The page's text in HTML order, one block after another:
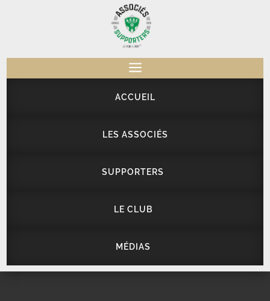
a
ACCUEIL
LES ASSOCIÉS
SUPPORTERS
LE CLUB
MÉDIAS